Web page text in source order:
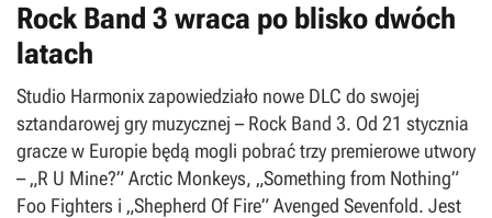
Rock Band 3 wraca po blisko dwóch
latach
Studio Harmonix zapowiedziało nowe DLC do swojej
sztandarowej gry muzycznej – Rock Band 3. Od 21 stycznia
gracze w Europie będą mogli pobrać trzy premierowe utwory
– „R U Mine?” Arctic Monkeys, „Something from Nothing”
Foo Fighters i „Shepherd Of Fire” Avenged Sevenfold. Jest